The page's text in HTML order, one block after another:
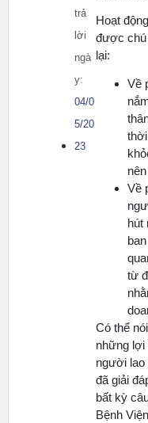
trả
lời
ngà
y:
04/0
5/20
23
Hoạt
được chú
lại:
Về
Về
hút
từ
Có thể
những lợi
người lao
đã giải
bất kỳ
Bệnh